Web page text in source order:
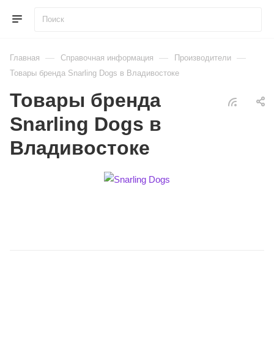
Главная — Справочная информация — Производители —
Товары бренда Snarling Dogs в Владивостоке
Товары бренда
Snarling Dogs в
Владивостоке